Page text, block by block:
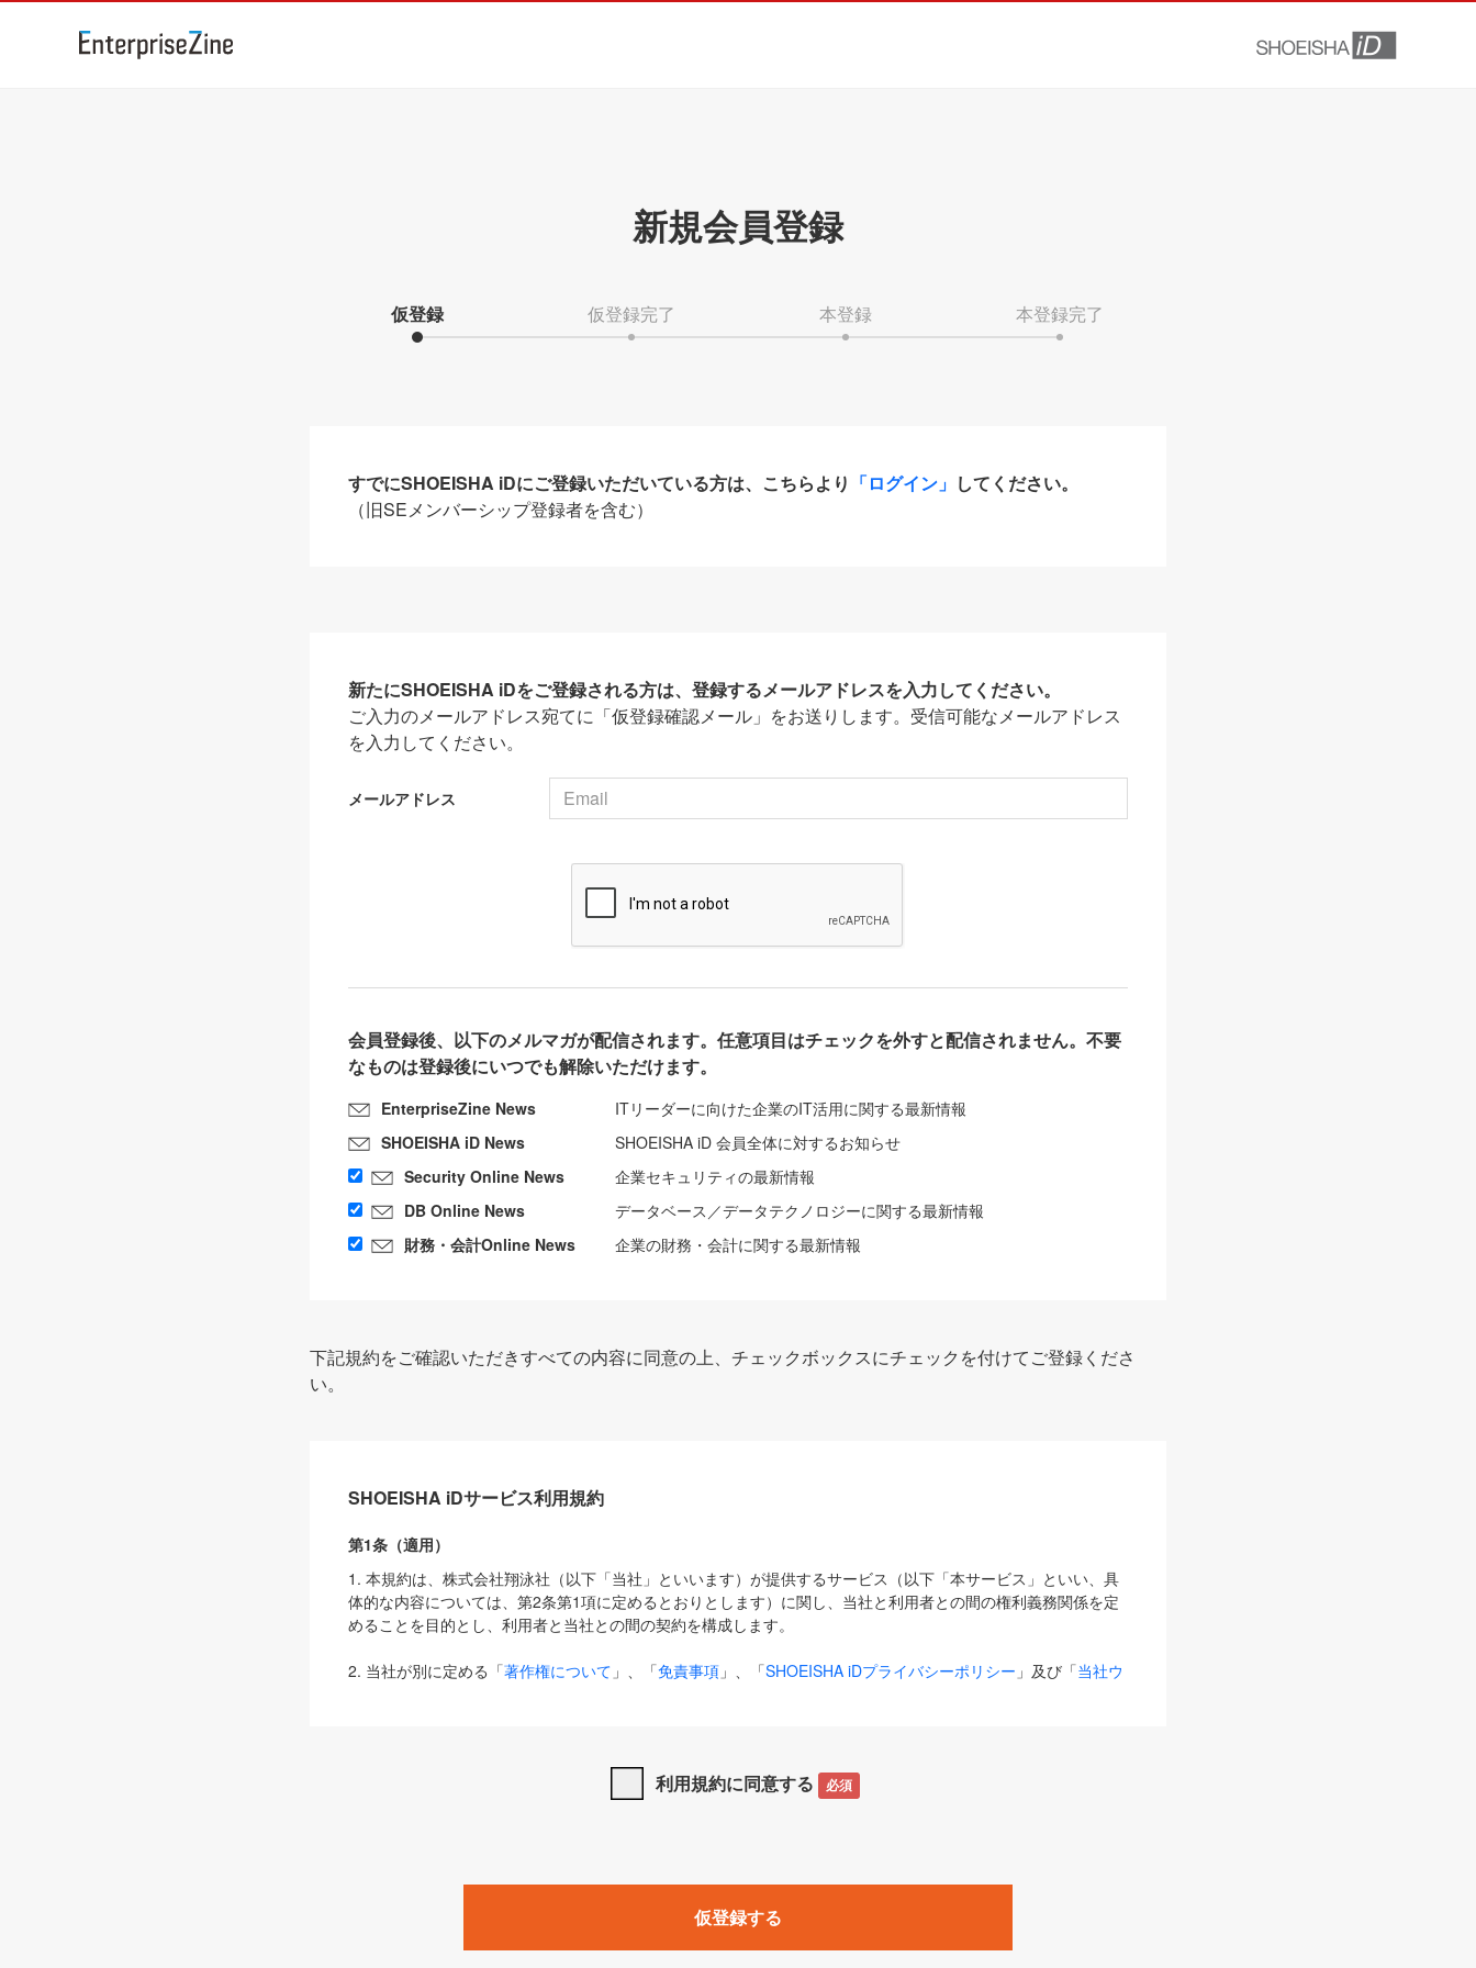
新規会員登録
仮登録 仮登録完了 本登録 本登録完了
すでにSHOEISHA iDにご登録いただいている方は、こちらより 「ログイン」 してください。
（旧SEメンバーシップ登録者を含む）
新たにSHOEISHA iDをご登録される方は、登録するメールアドレスを入力してください。
ご入力のメールアドレス宛てに「仮登録確認メール」をお送りします。受信可能なメールアドレス
を入力してください。
メールアドレス
会員登録後、以下のメルマガが配信されます。任意項目はチェックを外すと配信されません。不要
なものは登録後にいつでも解除いただけます。
EnterpriseZine News
ITリーダーに向けた企業のIT活用に関する最新情報
SHOEISHA iD News
SHOEISHA iD 会員全体に対するお知らせ
Security Online News
企業セキュリティの最新情報
DB Online News
データベース／データテクノロジーに関する最新情報
財務・会計Online News
企業の財務・会計に関する最新情報
下記規約をご確認いただきすべての内容に同意の上、チェックボックスにチェックを付けてご登録くださ
い。
SHOEISHA iDサービス利用規約
第1条（適用）
1. 本規約は、株式会社翔泳社（以下「当社」といいます）が提供するサービス（以下「本サービス」といい、具
体的な内容については、第2条第1項に定めるとおりとします）に関し、当社と利用者との間の権利義務関係を定
めることを目的とし、利用者と当社との間の契約を構成します。
2. 当社が別に定める「著作権について 」、「免責事項 」、「SHOEISHA iDプライバシーポリシー 」及び「当社ウ
は、本規約の規定が優先して適用されるものとします。
1. 「本サービス」とは、当社が提供する以下のサービス（名称や内容が変更された場合、変更後のサービスを含
みます）及びこれらサービスに関連して当社が実施するイベントやキャンペーンをいいます。
「SEBook」「SEShop」「CodeZine」「MarkeZine」「EnterpriseZine」「ECzine」「Biz/Zine」「HRzine」
利用規約に同意する 必須
仮登録する